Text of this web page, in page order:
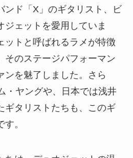
ンド「X」のギタリスト、ビ
ジェットを愛用していま
ットと呼ばれるラメが特徴
そのステージパフォーマン
ンを魅了しました。さら
・ヤングや、日本では浅井
ギタリストたちも、このギ
。